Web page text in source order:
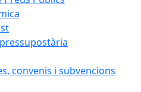
convenis i subvencions